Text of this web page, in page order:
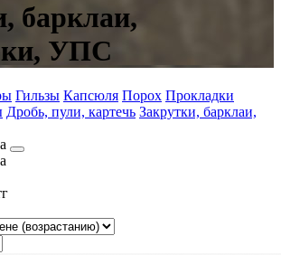
барклаи,
УПС
Гильзы Капсюля Порох Прокладки
Дробь, пули, картечь Закрутки, барклаи,